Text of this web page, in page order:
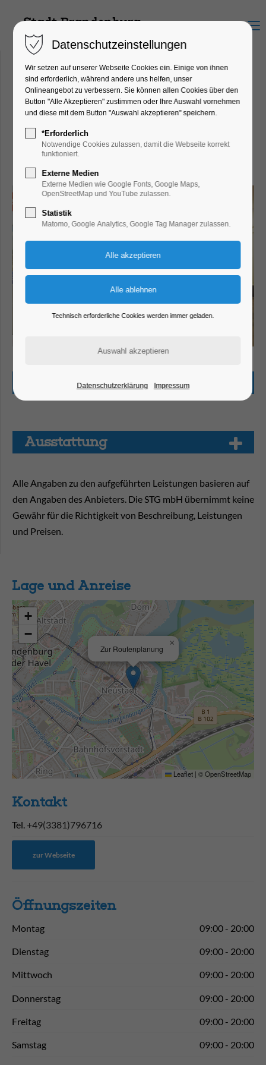
Menu
KiK Brandenburg an der
Havel
Sankt-Annen-Str. 21-23, 14776
Brandenburg an der Havel
Beschreibung
Aus­stat­tung
Alle Angaben zu den aufgeführten Leistungen basieren auf
den Angaben des Anbieters. Die STG mbH übernimmt keine
Gewähr für die Richtigkeit von Beschreibung, Leistungen
und Preisen.
Lage und Anreise
Zur Routenplanung
×
+
−
Leaflet | ©OpenStreetMap
Kontakt
Tel. +49(3381)796716
zur Webseite
Öffnungs­zeiten
Montag 09:00 - 20:00
Dienstag 09:00 - 20:00
Mittwoch 09:00 - 20:00
Donnerstag 09:00 - 20:00
Freitag 09:00 - 20:00
Samstag 09:00 - 20:00
Datenschutzeinstellungen
Wir setzen auf unserer Webseite Cookies ein. Einige von ihnen
sind erforderlich, während andere uns helfen, unser
Onlineangebot zu verbessern. Sie können allen Cookies über den
Button "Alle Akzeptieren" zustimmen oder Ihre Auswahl vornehmen
und diese mit dem Button "Auswahl akzeptieren" speichern.
*Erforderlich
Notwendige Cookies zulassen, damit die Webseite korrekt
funktioniert.
Externe Medien
Externe Medien wie Google Fonts, Google Maps,
OpenStreetMap und YouTube zulassen.
Statistik
Matomo, Google Analytics, Google Tag Manager zulassen.
Technisch erforderliche Cookies werden immer geladen.
Datenschutzerklärung Impressum